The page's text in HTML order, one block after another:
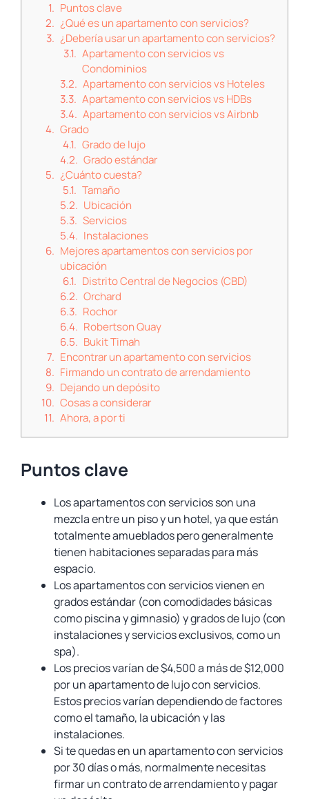
Puntos clave
¿Qué es un apartamento con servicios?
¿Debería usar un apartamento con servicios?
Apartamento con servicios vs
Condominios
Apartamento con servicios vs Hoteles
Apartamento con servicios vs HDBs
Apartamento con servicios vs Airbnb
Grado
Grado de lujo
Grado estándar
¿Cuánto cuesta?
Tamaño
Ubicación
Servicios
Instalaciones
Mejores apartamentos con servicios por
ubicación
Distrito Central de Negocios (CBD)
Orchard
Rochor
Robertson Quay
Bukit Timah
Encontrar un apartamento con servicios
Firmando un contrato de arrendamiento
Dejando un depósito
Cosas a considerar
Ahora, a por ti
Puntos clave
Los apartamentos con servicios son una
mezcla entre un piso y un hotel, ya que están
totalmente amueblados pero generalmente
tienen habitaciones separadas para más
espacio.
Los apartamentos con servicios vienen en
grados estándar (con comodidades básicas
como piscina y gimnasio) y grados de lujo (con
instalaciones y servicios exclusivos, como un
spa).
Los precios varían de $4,500 a más de $12,000
por un apartamento de lujo con servicios.
Estos precios varían dependiendo de factores
como el tamaño, la ubicación y las
instalaciones.
Si te quedas en un apartamento con servicios
por 30 días o más, normalmente necesitas
firmar un contrato de arrendamiento y pagar